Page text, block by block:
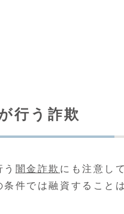
行う詐欺
闇金詐欺 にも注意し
条件では融資すること